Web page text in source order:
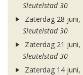
Sleutelstad 30
Zaterdag 28 juni,
Sleutelstad 30
Zaterdag 21 juni,
Sleutelstad 30
Zaterdag 14 juni,